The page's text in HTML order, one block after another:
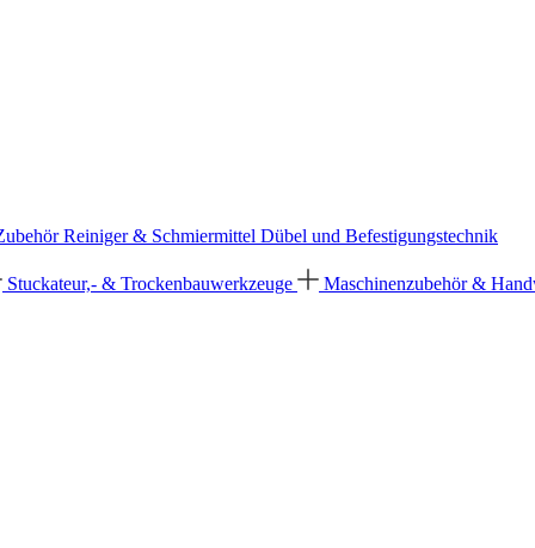
Reiniger & Schmiermittel Dübel und Befestigungstechnik
Stuckateur,- & Trockenbauwerkzeuge Maschinenzubehör &